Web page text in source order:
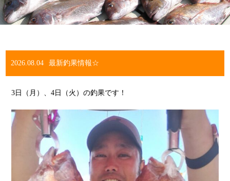
2026.08.04 最新釣果情報☆
3日（月）、4日（火）の釣果です！